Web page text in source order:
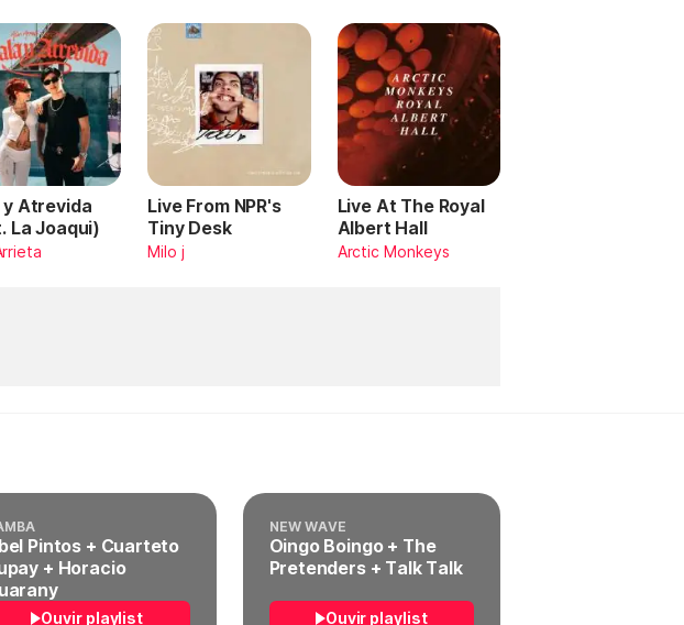
y Atrevida
La Joaqui)
Live From NPR's
Tiny Desk
Milo j
Live At The Royal
Albert Hall
Arctic Monkeys
Pintos + Cuarteto
+ Horacio
Ouvir playlist
NEW WAVE
Oingo Boingo + The
Pretenders + Talk Talk
Ouvir playlist